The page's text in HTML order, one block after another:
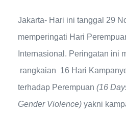
Jakarta- Hari ini tanggal 29
memperingati Hari
Internasional. Peringatan ini
rangkaian 16 Hari
terhadap Perempuan (16
Gender Violence) yakni